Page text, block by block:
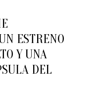
ESTRENO
Y UNA
DEL